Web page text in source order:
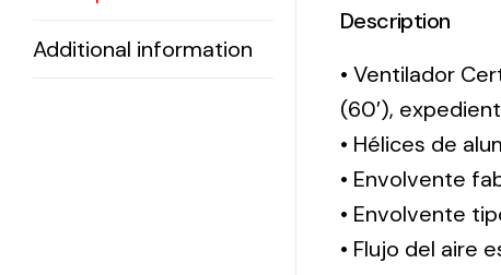
Additional information
Description
• Ventilador
(60′),
• Hélices de
• Envolvente
• Envolvente
• Flujo del aire